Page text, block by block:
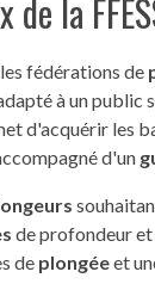
la
fédérations de
à un public
d'acquérir les
d'un
de profondeur
de plongéeet